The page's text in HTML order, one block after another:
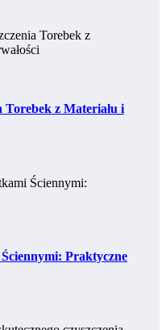
Torebek z Materiału i
Praktyczne